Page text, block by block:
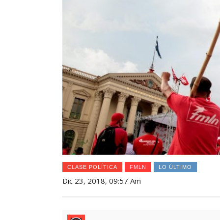
CLASE POLÍTICA FMLN LO ÚLTIMO
Dic 23, 2018, 09:57 Am